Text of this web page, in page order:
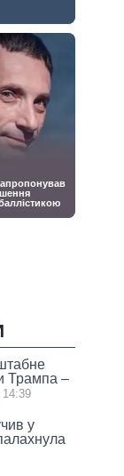
Трампа –
14:39
у